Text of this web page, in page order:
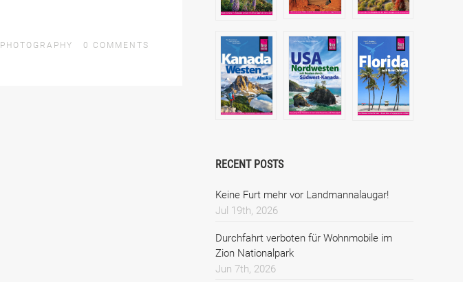
PHOTOGRAPHY 0 COMMENTS
RECENT POSTS
Keine Furt mehr vor Landmannalaugar!
Jul 19th, 2026
Durchfahrt verboten für Wohnmobile im
Zion Nationalpark
Jun 7th, 2026